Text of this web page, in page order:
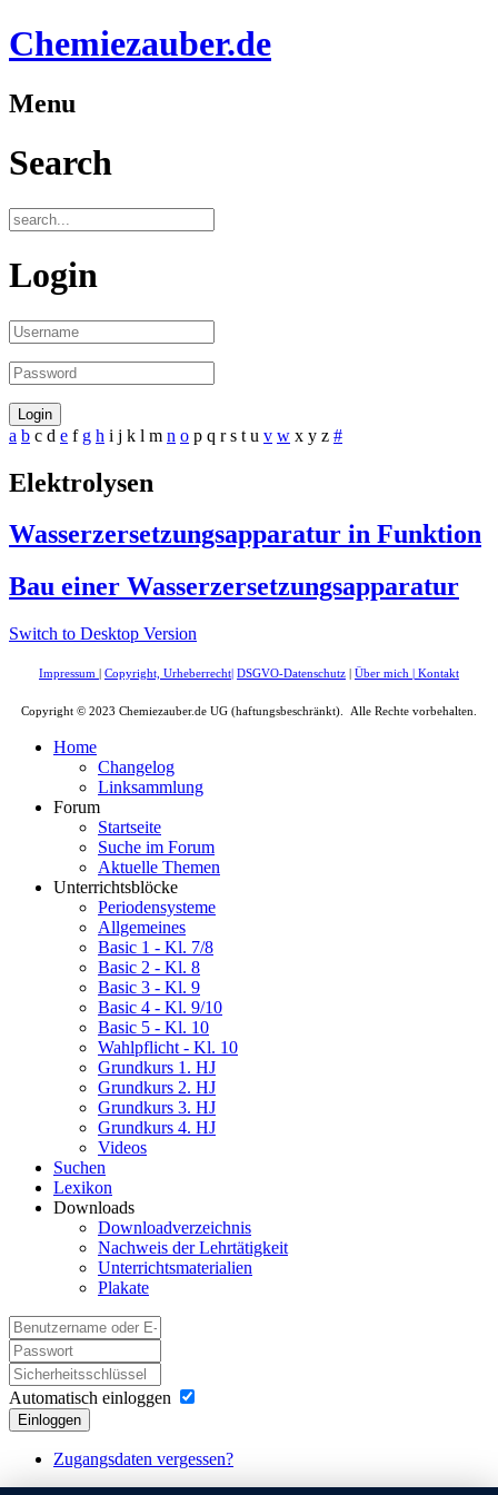
Chemiezauber.de
Menu
Search
Login
a b c d e f g h i j k l m n o p q r s t u v w x y z #
Elektrolysen
Wasserzersetzungsapparatur in Funktion
Bau einer Wasserzersetzungsapparatur
Switch to Desktop Version
Impressum Copyright, Urheberrecht DSGVO-Datenschutz Über mich Kontakt
Copyright © 2023 Chemiezauber.de UG (haftungsbeschränkt). Alle Rechte vorbehalten.
Home
Changelog
Linksammlung
Forum
Startseite
Suche im Forum
Aktuelle Themen
Unterrichtsblöcke
Periodensysteme
Allgemeines
Basic 1 - Kl. 7/8
Basic 2 - Kl. 8
Basic 3 - Kl. 9
Basic 4 - Kl. 9/10
Basic 5 - Kl. 10
Wahlpflicht - Kl. 10
Grundkurs 1. HJ
Grundkurs 2. HJ
Grundkurs 3. HJ
Grundkurs 4. HJ
Videos
Suchen
Lexikon
Downloads
Downloadverzeichnis
Nachweis der Lehrtätigkeit
Unterrichtsmaterialien
Plakate
Automatisch einloggen
Einloggen
Zugangsdaten vergessen?